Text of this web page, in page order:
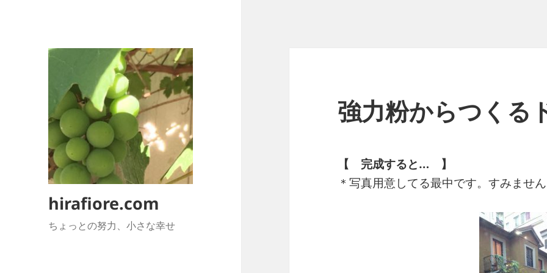
hirafiore.com
ちょっとの努力、小さな幸せ
強力粉からつくる
【 完成すると… 】
＊写真用意してる最中です。すみませ